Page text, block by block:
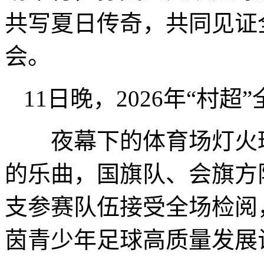
共写夏日传奇，共同见
会。
11日晚，2026年“村超
夜幕下的体育场灯火
的乐曲，国旗队、会旗
支参赛队伍接受全场检
茵青少年足球高质量发